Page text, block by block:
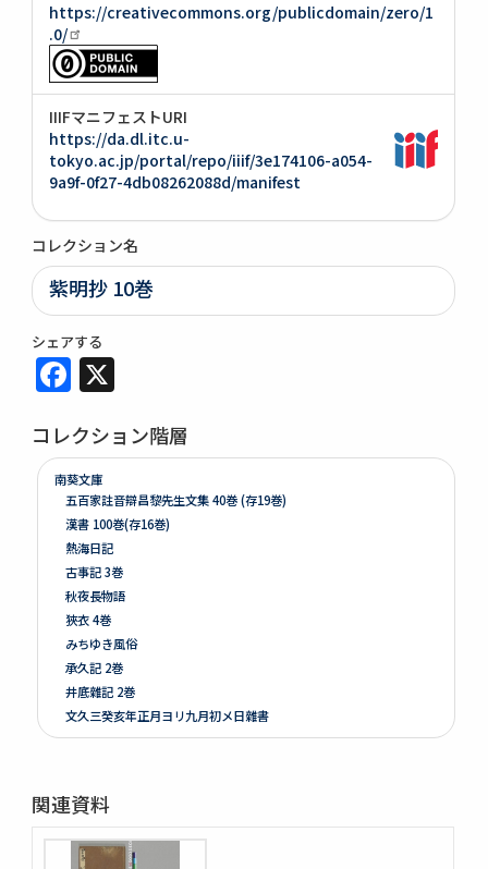
https://creativecommons.org/publicdomain/zero/1
.0/
IIIFマニフェストURI
https://da.dl.itc.u-
tokyo.ac.jp/portal/repo/iiif/3e174106-a054-
9a9f-0f27-4db08262088d/manifest
コレクション名
紫明抄 10巻
シェアする
Facebook
コレクション階層
南葵文庫
五百家註音辯昌黎先生文集 40巻 (存19巻)
漢書 100巻(存16巻)
熱海日記
古事記 3巻
秋夜長物語
狹衣 4巻
みちゆき風俗
承久記 2巻
井底雜記 2巻
文久三癸亥年正月ヨリ九月初メ日雜書
遍照發揮性靈集 10巻
天地萬物造化論
新刻増校切用正音郷談雜字大全 2巻 (存1巻)
黍稷稲粱辧
関連資料